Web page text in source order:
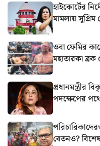
হাইকোর্টের
মামলায় সুপ্রিম
ওবা ফেমির
মহাতারকা
প্রধানমন্ত্রীর
পদক্ষেপের
বেতনও? বিশেষ